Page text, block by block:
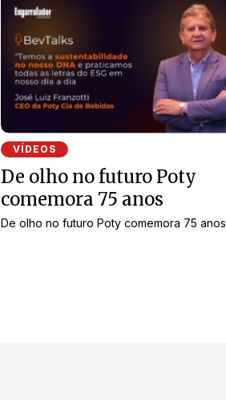
VÍDEOS
De olho no futuro Poty
comemora 75 anos
De olho no futuro Poty comemora 75 anos